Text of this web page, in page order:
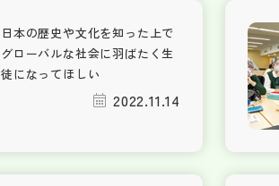
日本の歴史や文化を知った上で
グローバルな社会に羽ばたく生
徒になってほしい
2022.11.14